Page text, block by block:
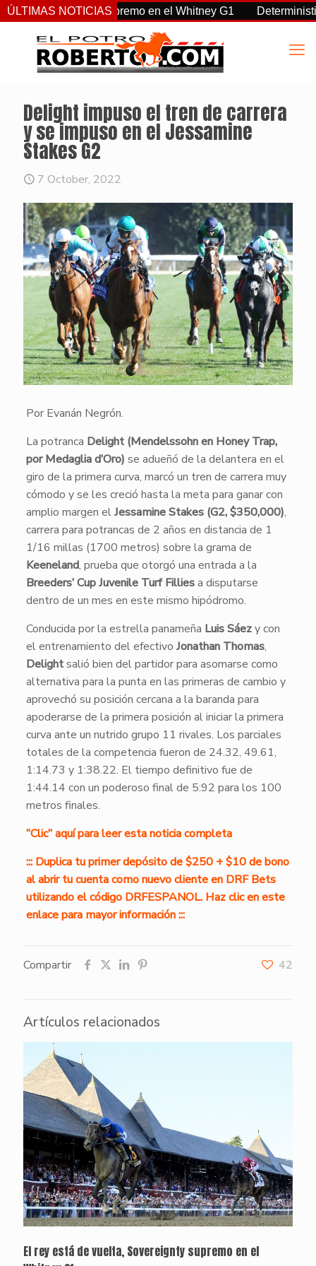
ÚLTIMAS NOTICIASsupremo en el Whitney G1 Deterministic:
Delight impuso el tren de carrera
y se impuso en el Jessamine
Stakes G2
7 October, 2022
Por Evanán Negrón.
La potranca Delight (Mendelssohn en Honey Trap,
por Medaglia d’Oro) se adueñó de la delantera en el
giro de la primera curva, marcó un tren de carrera muy
cómodo y se les creció hasta la meta para ganar con
amplio margen elJessamine Stakes (G2, $350,000),
carrera para potrancas de 2 años en distancia de 1
1/16 millas (1700 metros) sobre la grama de
Keeneland, prueba que otorgó una entrada a la
Breeders’ Cup Juvenile Turf Filliesa disputarse
dentro de un mes en este mismo hipódromo.
Conducida por la estrella panameña Luis Sáezy con
el entrenamiento del efectivo Jonathan Thomas,
Delightsalió bien del partidor para asomarse como
alternativa para la punta en las primeras de cambio y
aprovechó su posición cercana a la baranda para
apoderarse de la primera posición al iniciar la primera
curva ante un nutrido grupo 11 rivales. Los parciales
totales de la competencia fueron de 24.32, 49.61,
1:14.73 y 1:38.22. El tiempo definitivo fue de
1:44.14 con un poderoso final de 5:92 para los 100
metros finales.
“Clic” aquí para leer esta noticia completa
::: Duplica tu primer depósito de $250 + $10 de bono
al abrir tu cuenta como nuevo cliente en DRF Bets
utilizando el código DRFESPANOL. Haz clic en este
enlace para mayor información :::
Compartir 42
Artículos relacionados
El rey está de vuelta, Sovereignty supremo en el